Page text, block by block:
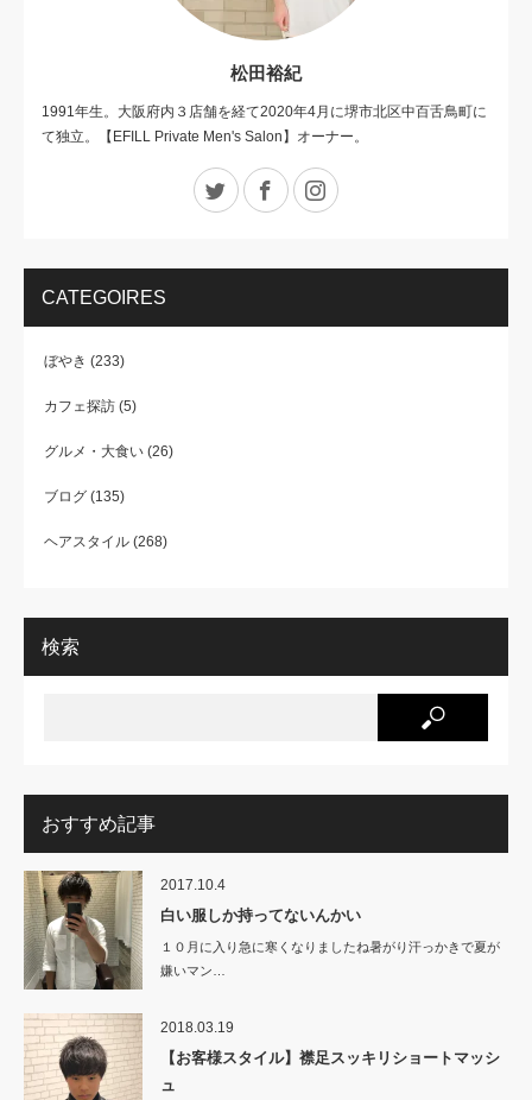
松田裕紀
1991年生。大阪府内３店舗を経て2020年4月に堺市北区中百舌鳥町に
て独立。【EFILL Private Men's Salon】オーナー。
Twitter Facebook
CATEGOIRES
ぼやき (233)
カフェ探訪 (5)
グルメ・大食い (26)
ブログ (135)
ヘアスタイル (268)
検索
おすすめ記事
2017.10.4
白い服しか持ってないんかい
１０月に入り急に寒くなりましたね暑がり汗っかきで夏が
嫌いマン…
2018.03.19
【お客様スタイル】襟足スッキリショートマッシ
ュ